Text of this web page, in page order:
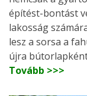
építést-bontást
lakosság
lesz a sorsa a
újra
Tovább >>>